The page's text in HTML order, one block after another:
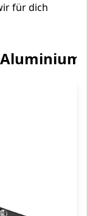
für dich